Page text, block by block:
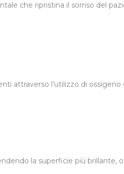
che ripristina il sorriso del
attraverso l’utilizzo di ossigeno
la superficie più brillante,